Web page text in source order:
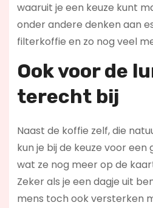
waaruit je een keuze kunt
onder andere denken aan
filterkoffie en zo nog veel
Ook voor de l
terecht bij
Naast de koffie zelf, die
kun je bij de keuze voor
wat ze nog meer op de
Zeker als je een dagje uit
mens toch ook versterken